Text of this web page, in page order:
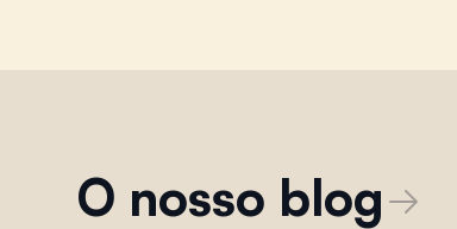
O nosso blog